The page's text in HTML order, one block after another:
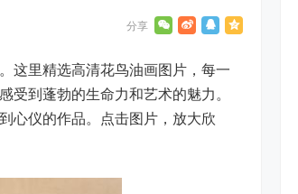
这里精选高清花鸟油画图片，每一
到蓬勃的生命力和艺术的魅力。
心仪的作品。点击图片，放大欣